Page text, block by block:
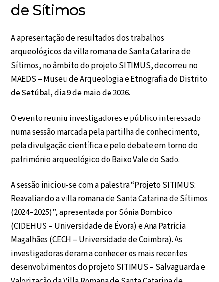
de Sítimos
A apresentação de resultados dos trabalhos
arqueológicos da villa romana de Santa Catarina de
Sítimos, no âmbito do projeto SITIMUS, decorreu no
MAEDS – Museu de Arqueologia e Etnografia do Distrito
de Setúbal, dia 9 de maio de 2026.
O evento reuniu investigadores e público interessado
numa sessão marcada pela partilha de conhecimento,
pela divulgação científica e pelo debate em torno do
património arqueológico do Baixo Vale do Sado.
A sessão iniciou-se com a palestra “Projeto SITIMUS:
Reavaliando a villa romana de Santa Catarina de Sítimos
(2024–2025)”, apresentada por Sónia Bombico
(CIDEHUS – Universidade de Évora) e Ana Patrícia
Magalhães (CECH – Universidade de Coimbra). As
investigadoras deram a conhecer os mais recentes
desenvolvimentos do projeto SITIMUS – Salvaguarda e